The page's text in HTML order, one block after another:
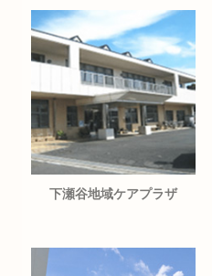
下瀬谷地域ケアプラザ